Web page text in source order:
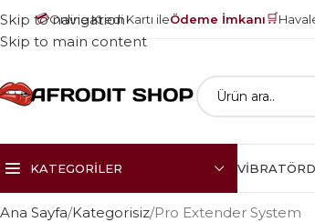
💳Online Kredi Kartı ileÖdeme İmkanı🛒
Skip to navigation
Skip to main content
KATEGORILER VIBRATÖR
Ana Sayfa Kategorisiz Pro Extender System